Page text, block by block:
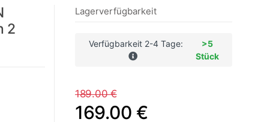
2
Lagerverfügbarkeit
Verfügbarkeit 2-4 Tage:
>5
Stück
189.00 €
169.00 €